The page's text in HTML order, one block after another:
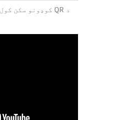
د QR کوډونو سکن کول